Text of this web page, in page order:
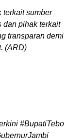
terkait sumber
dan pihak terkait
transparan demi
(ARD)
#BupatiTebo
ernurJambi